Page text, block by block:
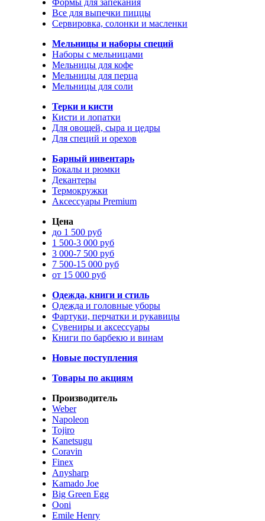
Формы для запекания
Все для выпечки пиццы
Сервировка, солонки и масленки
Мельницы и наборы специй
Наборы с мельницами
Мельницы для кофе
Мельницы для перца
Мельницы для соли
Терки и кисти
Кисти и лопатки
Для овощей, сыра и цедры
Для специй и орехов
Барный инвентарь
Бокалы и рюмки
Декантеры
Термокружки
Аксессуары Premium
Цена
до 1 500 руб
1 500-3 000 руб
3 000-7 500 руб
7 500-15 000 руб
от 15 000 руб
Одежда, книги и стиль
Одежда и головные уборы
Фартуки, перчатки и рукавицы
Сувениры и аксессуары
Книги по барбекю и винам
Новые поступления
Товары по акциям
Производитель
Weber
Napoleon
Tojiro
Kanetsugu
Coravin
Finex
Anysharp
Kamado Joe
Big Green Egg
Ooni
Emile Henry